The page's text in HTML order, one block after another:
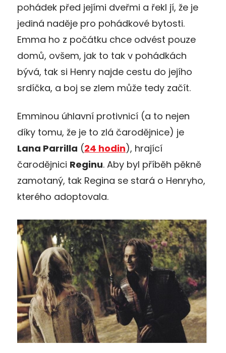
pohádek před jejími dveřmi a řekl jí, že je
jediná naděje pro pohádkové bytosti.
Emma ho z počátku chce odvést pouze
domů, ovšem, jak to tak v pohádkách
bývá, tak si Henry najde cestu do jejího
srdíčka, a boj se zlem může tedy začít.
Emminou úhlavní protivnicí (a to nejen
díky tomu, že je to zlá čarodějnice) je
Lana Parrilla (24 hodin), hrající
čarodějnici Reginu. Aby byl příběh pěkně
zamotaný, tak Regina se stará o Henryho,
kterého adoptovala.